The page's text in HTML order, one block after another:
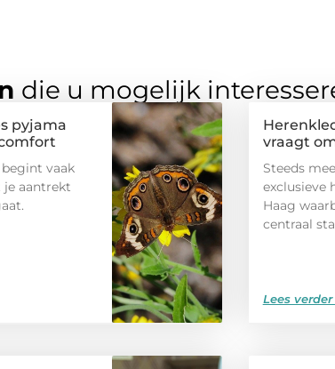
die u mogelijk
pyjama
vaak
je aantrekt
vraagt
Steeds
exclusieve
Haag
centraal
Lees